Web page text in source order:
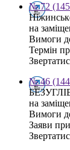
№ 72
на
Вимоги
Термін
№ 46
на
Вимоги
Заяви